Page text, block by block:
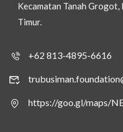
Kecamatan Tanah Grogot,
Timur.
+62 813-4895-6616
https://goo.gl/maps/